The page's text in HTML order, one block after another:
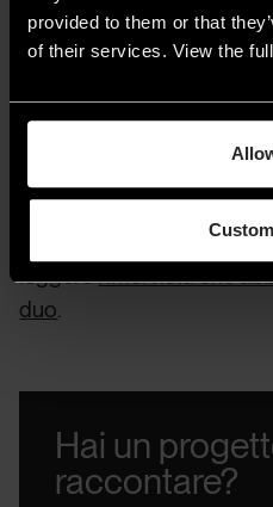
provided to them or that
of their services. View the
PARTECIPA ALLA LECTURE
Curiosi di scoprire di
In
leggerel’intervista che
duo
Hai un
raccontare?